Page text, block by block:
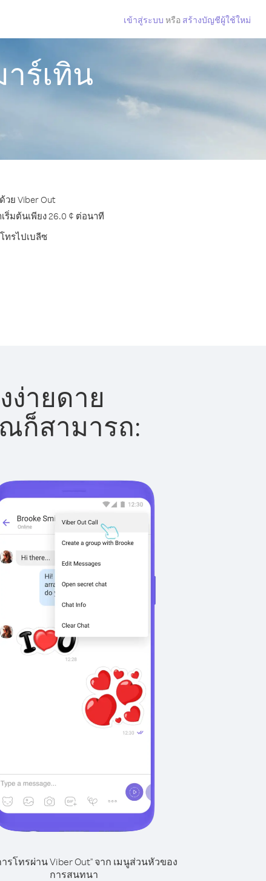
เข้าสู่ระบบ หรือ สร้างบัญชีผู้ใช้ใหม่
ร์เทิน
ย Viber Out
มต้นเพียง 26.0 ¢ ต่อนาที
ทรไปเบลีซ
ง่ายดาย
ก็สามารถ:
ารโทรผ่าน Viber Out" จาก เมนูส่วนหัวของ
การสนทนา